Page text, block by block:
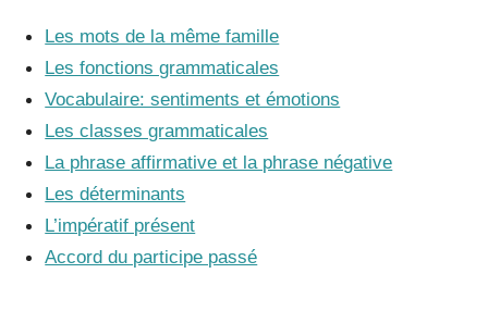
Les mots de la même famille
Les fonctions grammaticales
Vocabulaire: sentiments et émotions
Les classes grammaticales
La phrase affirmative et la phrase négative
Les déterminants
L’impératif présent
Accord du participe passé